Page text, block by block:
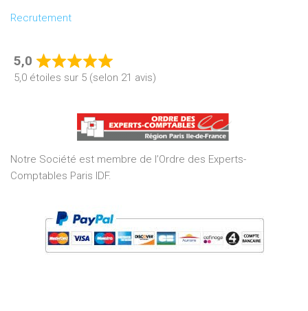
Recrutement
5,0
Rated
5,0
of
5
5,0 étoiles sur 5 (selon 21 avis)
Notre Société est membre de l’Ordre des Experts-
Comptables Paris IDF.